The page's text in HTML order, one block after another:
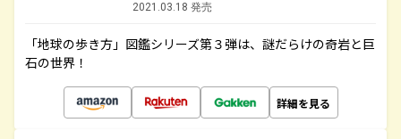
2021.03.18 発売
「地球の歩き方」図鑑シリーズ第３弾は、謎だらけの奇岩と巨
石の世界！
詳細を見る